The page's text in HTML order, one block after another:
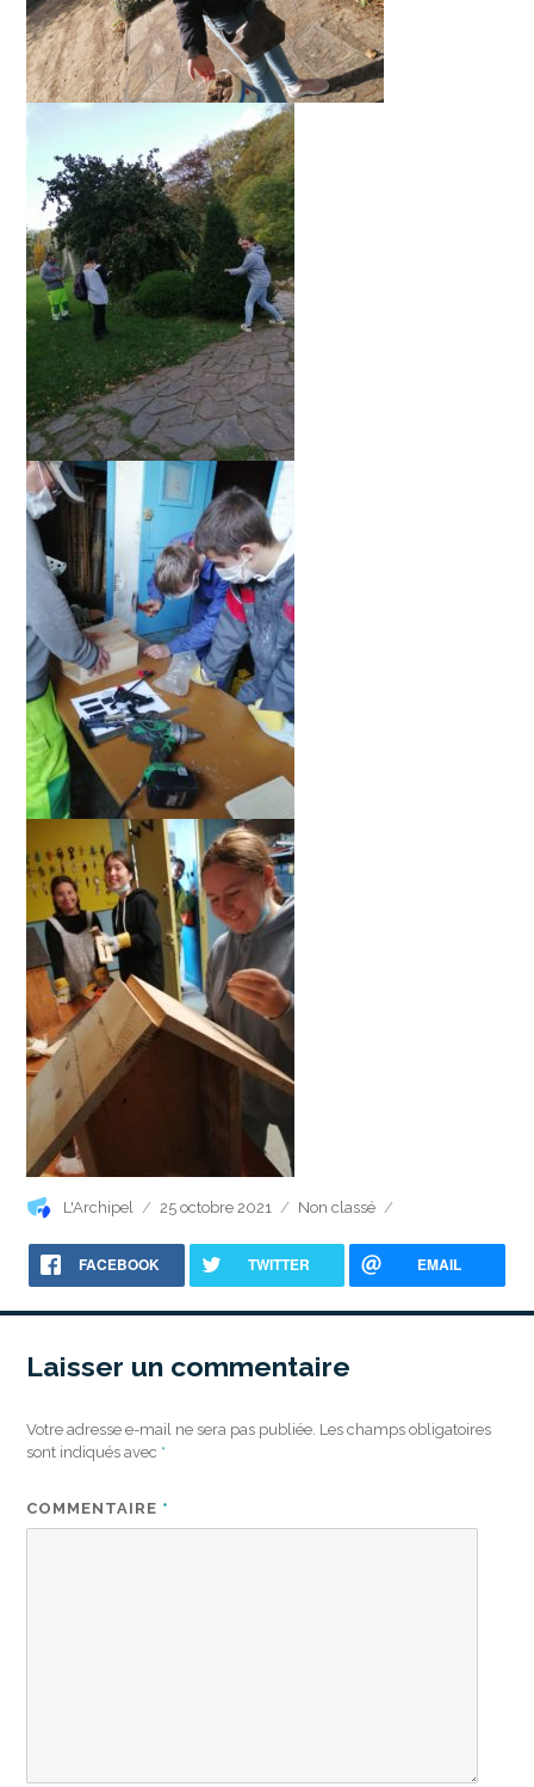
Auteur
L'Archipel
Publié
25 octobre 2021 Catégories
Non classé
FACEBOOK TWITTER EMAIL
Laisser un commentaire
Votre adresse e-mail ne sera pas publiée. Les champs obligatoires
sont indiqués avec *
COMMENTAIRE *